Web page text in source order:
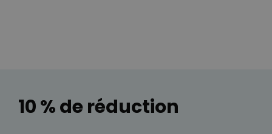
10 % de réduction